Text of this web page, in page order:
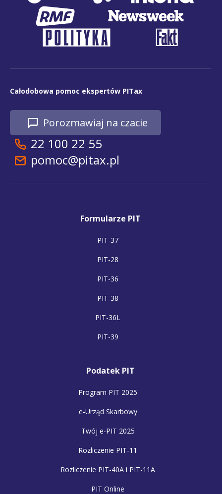
Całodobowa pomoc ekspertów PITax
Porozmawiaj na czacie
22 100 22 55
pomoc@pitax.pl
Formularze PIT
PIT-37
PIT-28
PIT-36
PIT-38
PIT-36L
PIT-39
Podatek PIT
Program PIT 2025
e-Urząd Skarbowy
Twój e-PIT 2025
Rozliczenie PIT-11
Rozliczenie PIT-40A i PIT-11A
PIT Online